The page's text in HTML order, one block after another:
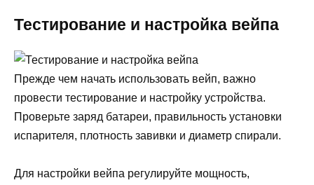
Тестирование и настройка вейпа
Прежде чем начать использовать вейп, важно
провести тестирование и настройку устройства.
Проверьте заряд батареи, правильность установки
испарителя, плотность завивки и диаметр спирали.
Для настройки вейпа регулируйте мощность,